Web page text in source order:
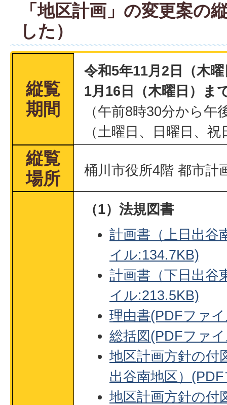
「地区計画」の変更案の
した）
縦覧
期間
令和5年11月2日（木
1月16日（木曜日）ま
（午前8時30分から午
（土曜日、日曜日、
縦覧
場所
桶川市役所4階 都市計
（1）法規図書
計画書（上日出谷
イル:134.7KB)
計画書（下日出谷
イル:213.5KB)
理由書(PDFファ
総括図(PDFファ
地区計画方針の付
出谷南地区）
地区計画方針の付